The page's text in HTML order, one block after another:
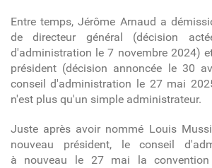
Entre temps, Jérôme Arnaud a
de directeur général (décision
d'administration le 7 novembre 2024)
président (décision annoncée le 30
conseil d'administration le 27 mai
n'est plus qu'un simple administrateur.
Juste après avoir nommé Louis
nouveau président, le conseil
à nouveau le 27 mai la